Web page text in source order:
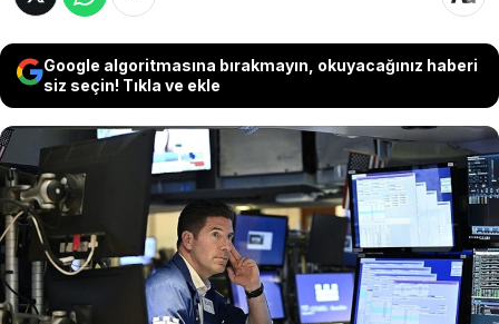
Google algoritmasına bırakmayın, okuyacağınız haberi
siz seçin! Tıkla ve ekle
Küresel piyasalar Fed belirsizliğinin
etkisiyle temkinli seyrederken gözler bu
hafta açıklanacak ABD enflasyon verisine
ve Fed yetkililerinin açıklamalarına çevrildi.